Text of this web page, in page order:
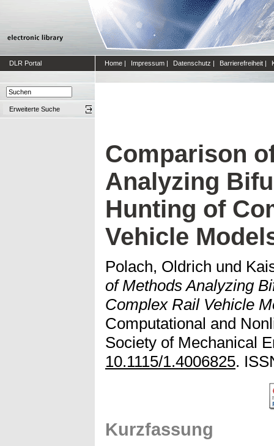
DLR Portal Home | Impressum | Datenschutz | Barrierefreiheit |
Erweiterte Suche
Comparison
Analyzing
Hunting of
Vehicle
Polach, Oldrich und
of Methods Analyzing
Complex Rail Vehicle
Computational and
Society of Mechanical
10.1115/1.4006825.
Kurzfassung